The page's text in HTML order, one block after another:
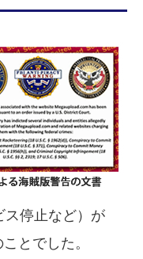
ス停止など）が
とでした。